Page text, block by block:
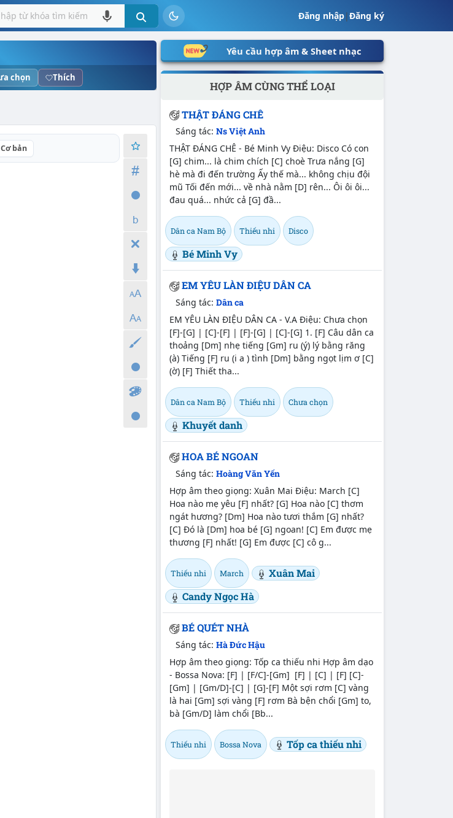
Đăng nhập|Đăng ký
chọn Thích
Cơ bản
Yêu cầu hợp âm & Sheet nhạc
HỢP ÂM CÙNG THỂ LOẠI
THẬT ĐÁNG CHÊ
Sáng tác:Ns Việt Anh
THẬT ĐÁNG CHÊ - Bé Minh Vy Điệu: Disco Có con
[G] chim... là chim chích [C] choè Trưa nắng [G]
hè mà đi đến trường Ấy thế mà... không chịu đội
mũ Tối đến mới... về nhà nằm [D] rên... Ôi ôi ôi...
đau quá... nhức cả [G] đầ...
Dân ca Nam Bộ Thiếu nhi Disco
Bé Minh Vy
EM YÊU LÀN ĐIỆU DÂN CA
Sáng tác:Dân ca
EM YÊU LÀN ĐIỆU DÂN CA - V.A Điệu: Chưa chọn
[F]-[G] | [C]-[F] | [F]-[G] | [C]-[G] 1. [F] Câu dân ca
thoảng [Dm] nhẹ tiếng [Gm] ru (ý) lý bằng răng
(à) Tiếng [F] ru (i a ) tình [Dm] bằng ngọt lịm ơ [C]
(ờ) [F] Thiết tha...
Dân ca Nam Bộ Thiếu nhi Chưa chọn
Khuyết danh
HOA BÉ NGOAN
Sáng tác:Hoàng Văn Yến
Hợp âm theo giọng: Xuân Mai Điệu: March [C]
Hoa nào mẹ yêu [F] nhất? [G] Hoa nào [C] thơm
ngát hương? [Dm] Hoa nào tươi thắm [G] nhất?
[C] Đó là [Dm] hoa bé [G] ngoan! [C] Em được mẹ
thương [F] nhất! [G] Em được [C] cô g...
Thiếu nhi March
Xuân Mai
Candy Ngọc Hà
BÉ QUÉT NHÀ
Sáng tác:Hà Đức Hậu
Hợp âm theo giọng: Tốp ca thiếu nhi Hợp âm dạo
- Bossa Nova: [F] | [F/C]-[Gm] [F] | [C] | [F] [C]-
[Gm] | [Gm/D]-[C] | [G]-[F] Một sợi rơm [C] vàng
là hai [Gm] sợi vàng [F] rơm Bà bện chổi [Gm] to,
bà [Gm/D] làm chổi [Bb...
Thiếu nhi Bossa Nova Tốp ca thiếu nhi